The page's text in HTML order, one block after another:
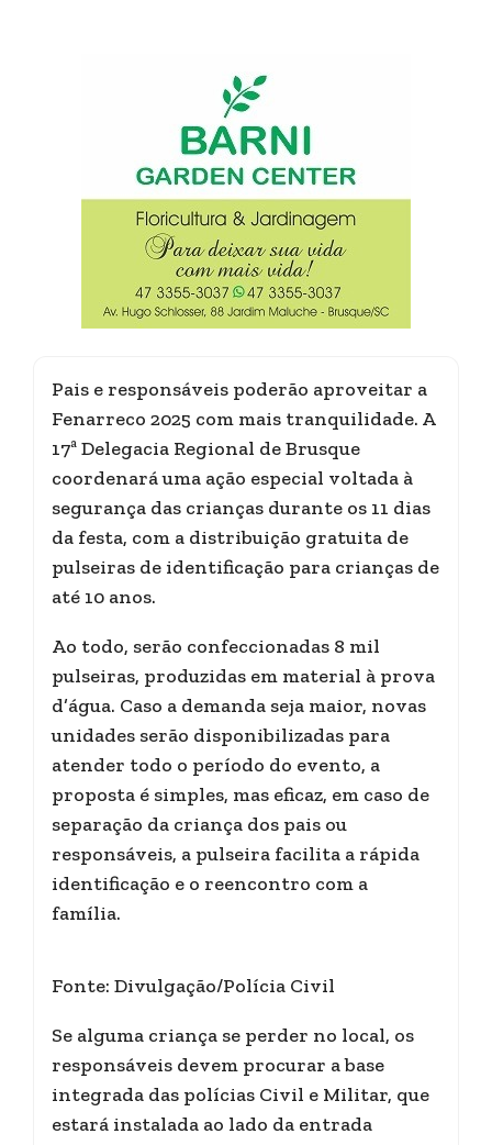
Pais e responsáveis poderão aproveitar a
Fenarreco 2025 com mais tranquilidade. A
17ª Delegacia Regional de Brusque
coordenará uma ação especial voltada à
segurança das crianças durante os 11 dias
da festa, com a distribuição gratuita de
pulseiras de identificação para crianças de
até 10 anos.
Ao todo, serão confeccionadas 8 mil
pulseiras, produzidas em material à prova
d’água. Caso a demanda seja maior, novas
unidades serão disponibilizadas para
atender todo o período do evento, a
proposta é simples, mas eficaz, em caso de
separação da criança dos pais ou
responsáveis, a pulseira facilita a rápida
identificação e o reencontro com a
família.
Fonte: Divulgação/Polícia Civil
Se alguma criança se perder no local, os
responsáveis devem procurar a base
integrada das polícias Civil e Militar, que
estará instalada ao lado da entrada